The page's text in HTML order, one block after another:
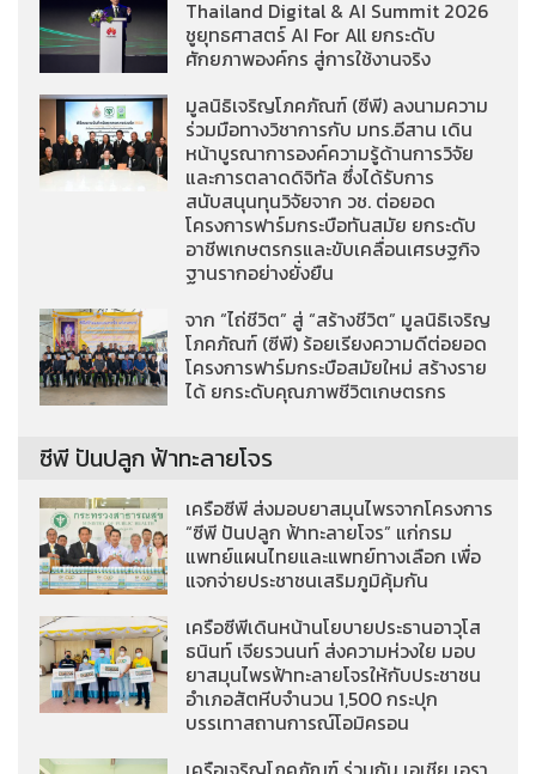
Thailand Digital & AI Summit 2026
ชูยุทธศาสตร์ AI For All ยกระดับ
ศักยภาพองค์กร สู่การใช้งานจริง
มูลนิธิเจริญโภคภัณฑ์ (ซีพี) ลงนามความ
ร่วมมือทางวิชาการกับ มทร.อีสาน เดิน
หน้าบูรณาการองค์ความรู้ด้านการวิจัย
และการตลาดดิจิทัล ซึ่งได้รับการ
สนับสนุนทุนวิจัยจาก วช. ต่อยอด
โครงการฟาร์มกระบือทันสมัย ยกระดับ
อาชีพเกษตรกรและขับเคลื่อนเศรษฐกิจ
ฐานรากอย่างยั่งยืน
จาก “ไถ่ชีวิต” สู่ “สร้างชีวิต” มูลนิธิเจริญ
โภคภัณฑ์ (ซีพี) ร้อยเรียงความดีต่อยอด
โครงการฟาร์มกระบือสมัยใหม่ สร้างราย
ได้ ยกระดับคุณภาพชีวิตเกษตรกร
ซีพี ปันปลูก ฟ้าทะลายโจร
เครือซีพี ส่งมอบยาสมุนไพรจากโครงการ
“ซีพี ปันปลูก ฟ้าทะลายโจร” แก่กรม
แพทย์แผนไทยและแพทย์ทางเลือก เพื่อ
แจกจ่ายประชาชนเสริมภูมิคุ้มกัน
เครือซีพีเดินหน้านโยบายประธานอาวุโส
ธนินท์ เจียรวนนท์ ส่งความห่วงใย มอบ
ยาสมุนไพรฟ้าทะลายโจรให้กับประชาชน
อำเภอสัตหีบจำนวน 1,500 กระปุก
บรรเทาสถานการณ์โอมิครอน